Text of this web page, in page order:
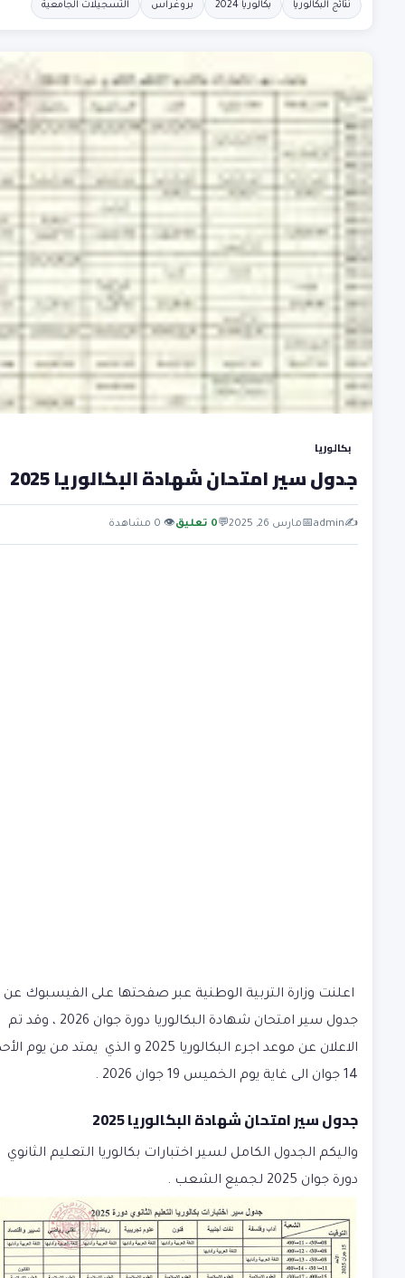
بكالوريا
جدول سير امتحان شهادة البكالوريا 2025
✍️
admin
📅مارس 26, 2025 💬0 تعليق 👁 0 مشاهدة
اعلنت وزارة التربية الوطنية عبر صفحتها على الفيسبوك عن
جدول سير امتحان شهادة البكالوريا دورة جوان 2026 ، وقد تم
الاعلان عن موعد اجرء البكالوريا 2025
و الذي يمتد من يوم
14 جوان الى غاية يوم الخميس 19 جوان 2026 .
جدول سير امتحان شهادة البكالوريا 2025
واليكم الجدول الكامل لسير اختبارات بكالوريا التعليم الثانوي
دورة جوان 2025 لجميع الشعب .
نتائج البكالوريا بكالوريا 2024 بروغراس التسجيلات الجامعية